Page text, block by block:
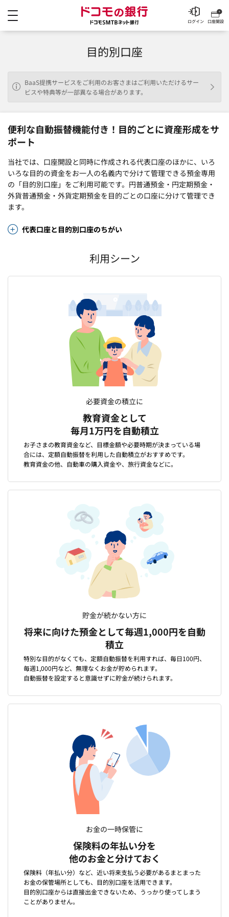
ドコモの銀行 ドコモ
口座開設
ログイン
目的別口座
BaaS提携サービスをご利用のお客さまはご利用いただけるサー
ビスや特典等が一部異なる場合があります。
便利な自動振替機能付き！目的ごとに資産形成をサ
ポート
当社では、口座開設と同時に作成される代表口座のほかに、いろ
いろな目的の資金をお一人の名義内で分けて管理できる預金専用
の「目的別口座」をご利用可能です。円普通預金・円定期預金・
外貨普通預金・外貨定期預金を目的ごとの口座に分けて管理でき
ます。
代表口座と目的別口座のちがい
利用シーン
必要資金の積立に
教育資金として
毎月1万円を自動積立
お子さまの教育資金など、目標金額や必要時期が決まっている場
合には、定額自動振替を利用した自動積立がおすすめです。
教育資金の他、自動車の購入資金や、旅行資金などに。
貯金が続かない方に
将来に向けた預金として毎週1,000円を自動
積立
特別な目的がなくても、定額自動振替を利用すれば、毎日100円、
毎週1,000円など、無理なくお金が貯められます。
自動振替を設定すると意識せずに貯金が続けられます。
お金の一時保管に
保険料の年払い分を
他のお金と分けておく
保険料（年払い分）など、近い将来支払う必要があるまとまった
お金の保管場所としても、目的別口座を活用できます。
目的別口座からは直接出金できないため、うっかり使ってしまう
ことがありません。